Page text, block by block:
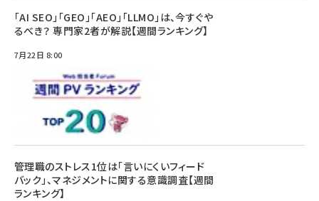
「AI SEO」「GEO」「AEO」「LLMO」は、今すぐや
るべき？ 専門家2者が解説【週間ランキング】
7月22日 8:00
管理職のストレス1位は「言いにくいフィード
バック」、マネジメントに関する意識調査【週間
ランキング】